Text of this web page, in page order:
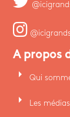
A propos
arrow_right Qui
arrow_right Les